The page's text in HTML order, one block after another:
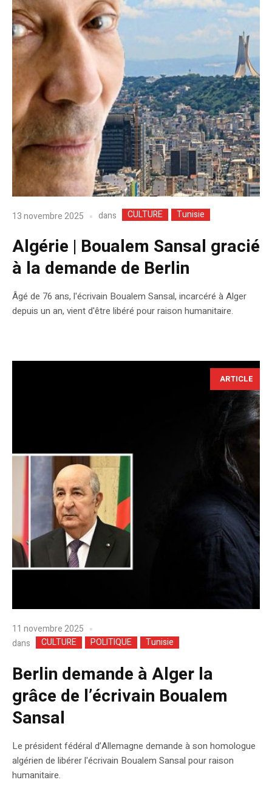
13 novembre 2025 dans CULTURE Tunisie
Algérie | Boualem Sansal gracié
à la demande de Berlin
Âgé de 76 ans, l'écrivain Boualem Sansal, incarcéré à Alger
depuis un an, vient d'être libéré pour raison humanitaire.
ARTICLE
11 novembre 2025
dans
CULTURE POLITIQUE Tunisie
Berlin demande à Alger la
grâce de l’écrivain Boualem
Sansal
Le président fédéral d’Allemagne demande à son homologue
algérien de libérer l'écrivain Boualem Sansal pour raison
humanitaire.